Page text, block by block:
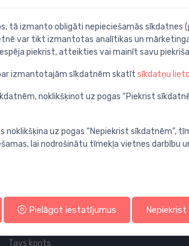
Profila un piegādes informācija
Tavs konts
tā izmanto obligāti nepieciešamās sīkdatnes
var tikt izmantotas analītikas un
piekrist, atteikties vai mainīt savu
izmantotajām sīkdatnēm skatīt sīkdatņu
noklikšķinot uz pogas “Piekrist
uz pogas “Nepiekrist sīkdatnēm”,
lai nodrošinātu tīmekļa vietnes darbību
Pielāgot iestatījumus